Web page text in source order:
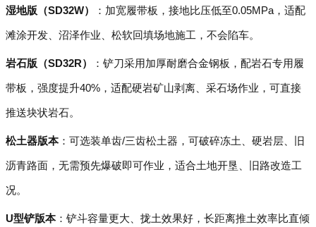
湿地版（SD32W） ：加宽履带板，接地比压低至0.05MPa，适配
滩涂开发、沼泽作业、松软回填场地施工，不会陷车。
岩石版（SD32R） ：铲刀采用加厚耐磨合金钢板，配岩石专用履
带板，强度提升40%，适配硬岩矿山剥离、采石场作业，可直接
推送块状岩石。
松土器版本：可选装单齿/三齿松土器，可破碎冻土、硬岩层、旧
沥青路面，无需预先爆破即可作业，适合土地开垦、旧路改造工
况。
U型铲版本：铲斗容量更大、拢土效果好，长距离推土效率比直倾